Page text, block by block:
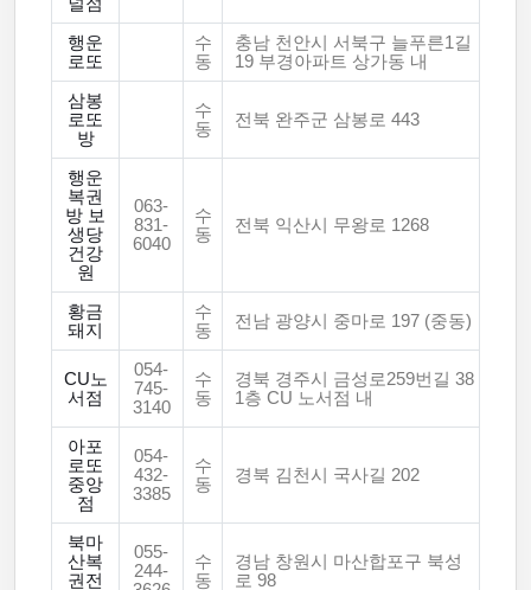
행운
로또
수
동
충남 천안시 서북구 늘푸른1길
19 부경아파트 상가동 내
삼봉
로또
방
수
동
전북 완주군 삼봉로 443
행운
복권
방 보
생당
건강
원
063-
831-
6040
수
동
전북 익산시 무왕로 1268
황금
돼지
수
동
전남 광양시 중마로 197 (중동)
CU노
서점
054-
745-
3140
수
동
경북 경주시 금성로259번길 38
1층 CU 노서점 내
아포
로또
중앙
점
054-
432-
3385
수
동
경북 김천시 국사길 202
북마
산복
권전
055-
244-
수
동
경남 창원시 마산합포구 북성
로 98